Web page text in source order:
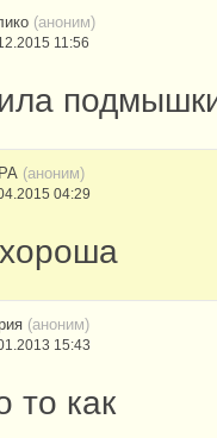
(аноним)
11:56
(аноним)
04:29
(аноним)
15:43
то как